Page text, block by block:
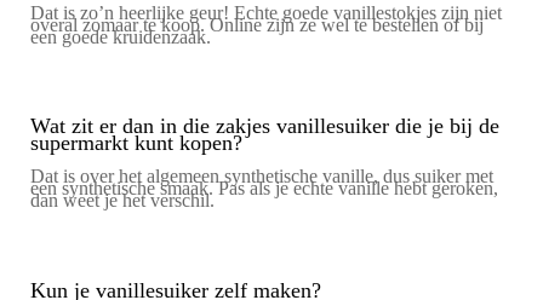
Dat is zo’n heerlijke geur! Echte goede vanillestokjes zijn niet
overal zomaar te koop. Online zijn ze wel te bestellen of bij
een goede kruidenzaak.
Wat zit er dan in die zakjes vanillesuiker die je bij de
supermarkt kunt kopen?
Dat is over het algemeen synthetische vanille, dus suiker met
een synthetische smaak. Pas als je echte vanille hebt geroken,
dan weet je het verschil.
Kun je vanillesuiker zelf maken?